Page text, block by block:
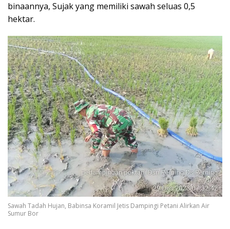
binaannya, Sujak yang memiliki sawah seluas 0,5
hektar.
Sawah Tadah Hujan, Babinsa Koramil Jetis Dampingi Petani Alirkan Air
Sumur Bor